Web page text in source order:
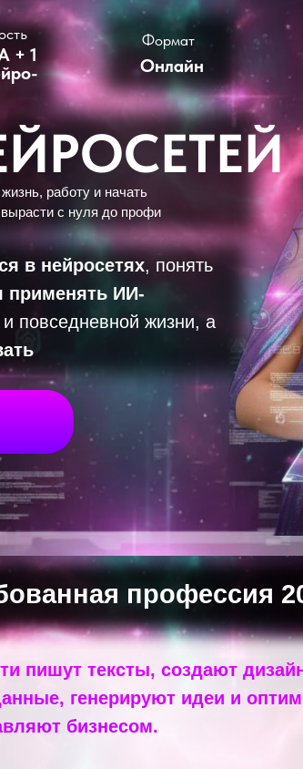
Формат
работу и начать
с нуля до профи
+ 1
Онлайн
в нейросетях, понять
применять ИИ-
и повседневной жизни, а
профессия
пишут тексты, создают
генерируют идеи и
бизнесом.